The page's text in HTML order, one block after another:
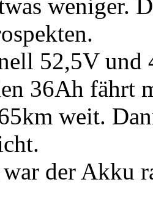
weniger.
52,5V und
36Ah fährt
weit.
der Akku